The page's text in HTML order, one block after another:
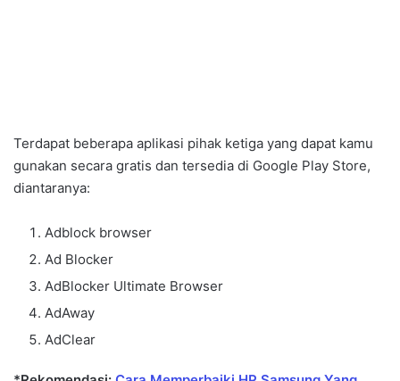
Terdapat beberapa aplikasi pihak ketiga yang dapat kamu
gunakan secara gratis dan tersedia di Google Play Store,
diantaranya:
Adblock browser
Ad Blocker
AdBlocker Ultimate Browser
AdAway
AdClear